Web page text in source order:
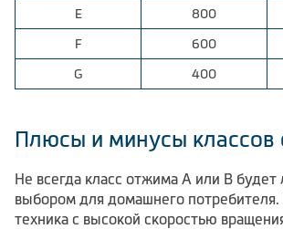
E 800
F 600
G 400
Плюсы и минусы классов
Не всегда класс отжима А или В
выбором для домашнего потребителя.
техника с высокой скоростью